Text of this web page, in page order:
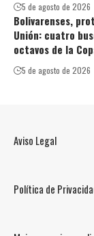
5 de agosto de 2026
Bolivarenses,
Unión: cuatro
octavos de la
5 de agosto de 2026
Aviso Legal
Política de